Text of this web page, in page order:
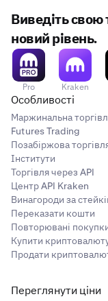
(1100 - 1000) /
1000 * 10 % =
Виведіть
новий рівень.
Pro Kraken
Особливості
Маржинальна
Futures Trading
Позабіржова
Інститути
Торгівля через API
Центр API Kraken
Винагороди за
Переказати кошти
Повторювані
Купити
Продати
Переглянути ціни